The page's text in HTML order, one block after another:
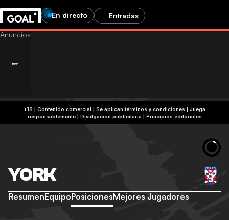
En directo Entradas
+18 | Contenido comercial | Se aplican términos y condiciones | Juega
responsablemente| Divulgación publicitaria | Principios editoriales
YORK
ResumenEquipoPosicionesMejores Jugadores